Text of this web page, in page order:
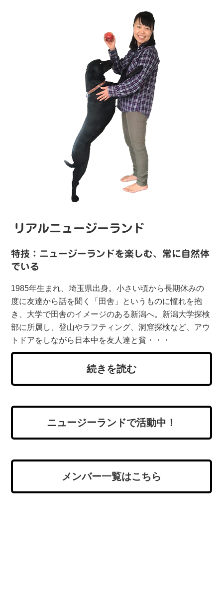
リアルニュージーランド
特技： ニュージーランドを楽しむ、常に自然体
でいる
1985年生まれ、埼玉県出身。小さい頃から長期休みの
度に友達から話を聞く「田舎」というものに憧れを抱
き、大学で田舎のイメージのある新潟へ。新潟大学探検
部に所属し、登山やラフティング、洞窟探検など、アウ
トドアをしながら日本中を友人達と貧・・・
続きを読む
ニュージーランドで活動中！
メンバー一覧はこちら